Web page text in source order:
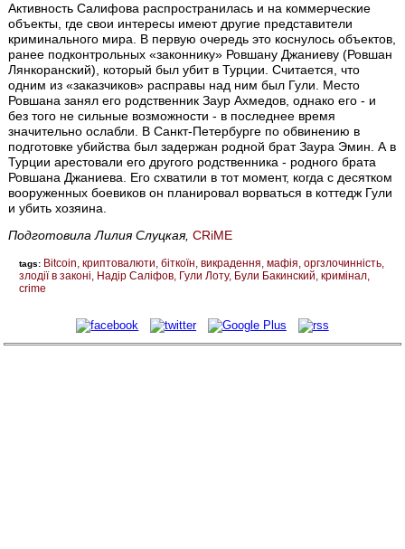
Активность Салифова распространилась и на коммерческие
объекты, где свои интересы имеют другие представители
криминального мира. В первую очередь это коснулось объектов,
ранее подконтрольных «законнику» Ровшану Джаниеву (Ровшан
Лянкоранский), который был убит в Турции. Считается, что
одним из «заказчиков» расправы над ним был Гули. Место
Ровшана занял его родственник Заур Ахмедов, однако его - и
без того не сильные возможности - в последнее время
значительно ослабли. В Санкт-Петербурге по обвинению в
подготовке убийства был задержан родной брат Заура Эмин. А в
Турции арестовали его другого родственника - родного брата
Ровшана Джаниева. Его схватили в тот момент, когда с десятком
вооруженных боевиков он планировал ворваться в коттедж Гули
и убить хозяина.
Подготовила Лилия Слуцкая,CRiME
tags: Bitcoin криптовалюти біткоїн викрадення мафія оргзлочинність
злодії в законі
Надір Саліфов Гули Лоту Були Бакинский кримінал
crime